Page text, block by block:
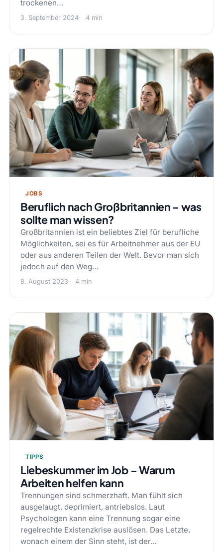
trockenen…
3. September 2024 4 min
JOBS
Beruflich nach Großbritannien – was
sollte man wissen?
Großbritannien ist ein beliebtes Ziel für berufliche
Möglichkeiten, sei es für Arbeitnehmer aus der EU
oder aus anderen Teilen der Welt. Bevor man sich
jedoch auf den Weg…
8. August 2023 4 min
TIPPS
Liebeskummer im Job – Warum
Arbeiten helfen kann
Trennungen sind schmerzhaft. Man fühlt sich
ausgelaugt, deprimiert, antriebslos. Laut
Psychologen kann eine Trennung sogar eine
regelrechte Existenzkrise auslösen. Das Letzte,
wonach einem der Sinn steht, ist der…